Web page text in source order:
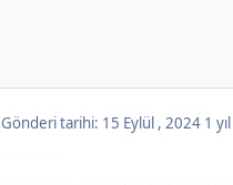
Gönderi tarihi: 15 Eylül , 2024 1 yıl